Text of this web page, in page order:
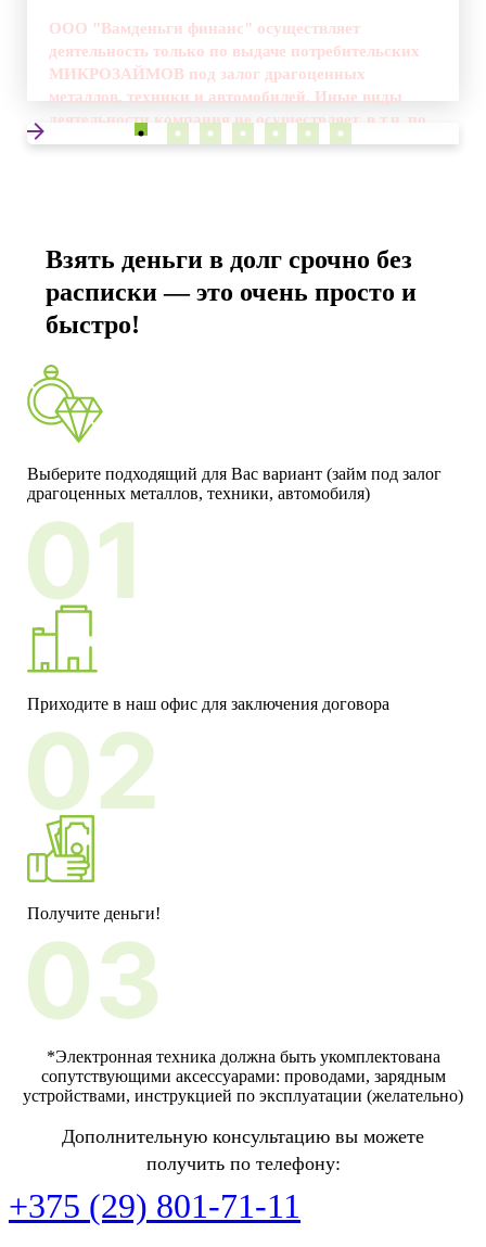
ООО "Вамденьги финанс" осуществляет
деятельность только по выдаче потребительских
МИКРОЗАЙМОВ под залог драгоценных
металлов, техники и автомобилей. Иные виды
деятельности компания не осуществляет, в т.ч. по
выдаче кредитов, займов без залога, и содействии
Вся официальная информация о деятельности
организации размещается только на этом
официальном сайте vamdengi.by
Взять деньги в долг срочно без
расписки — это очень просто и
быстро!
Выберите подходящий для Вас вариант (займ под залог
драгоценных металлов, техники, автомобиля)
Приходите в наш офис для заключения договора
Получите деньги!
*Электронная техника должна быть укомплектована
сопутствующими аксессуарами: проводами, зарядным
устройствами, инструкцией по эксплуатации (желательно)
Дополнительную консультацию вы можете
получить по телефону:
+375 (29) 801-71-11